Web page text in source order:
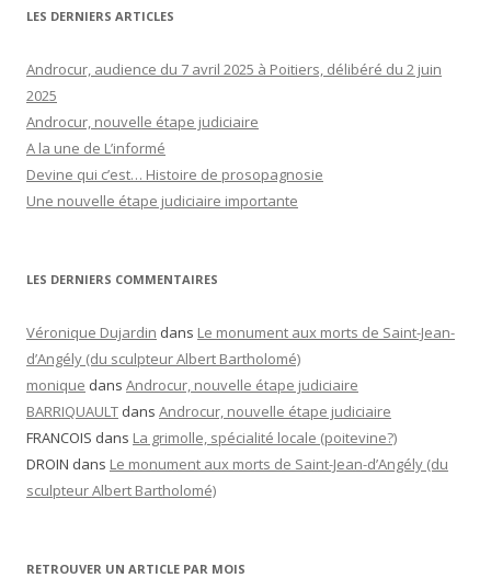
LES DERNIERS ARTICLES
Androcur, audience du 7 avril 2025 à Poitiers, délibéré du 2 juin
2025
Androcur, nouvelle étape judiciaire
A la une de L’informé
Devine qui c’est… Histoire de prosopagnosie
Une nouvelle étape judiciaire importante
LES DERNIERS COMMENTAIRES
Véronique Dujardin dans Le monument aux morts de Saint-Jean-
d’Angély (du sculpteur Albert Bartholomé)
monique dans Androcur, nouvelle étape judiciaire
BARRIQUAULT dans Androcur, nouvelle étape judiciaire
FRANCOIS dans La grimolle, spécialité locale (poitevine?)
DROIN dans Le monument aux morts de Saint-Jean-d’Angély (du
sculpteur Albert Bartholomé)
RETROUVER UN ARTICLE PAR MOIS